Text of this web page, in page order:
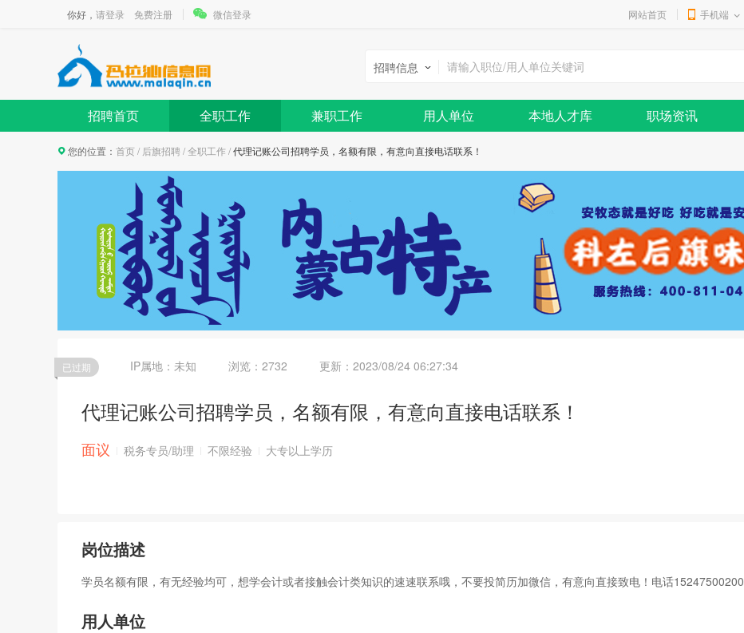
你好， 请登录 免费注册 微信登录 网站首页 手机端
招聘信息
招聘首页 全职工作 兼职工作 用人单位 本地人才库 职场资讯
您的位置： 首页/ 后旗招聘/全职工作 /代理记账公司招聘学员，名额有限，有意向直接电话联系！
已过期 IP属地： 未知 浏览：2732 更新： 2023/08/24 06:27:34
代理记账公司招聘学员，名额有限，有意向直接电话联系！
面议 税务专员/助理 不限经验
大专以上学历
岗位描述
学员名额有限，有无经验均可，想学会计或者接触会计类知识的速速联系哦，不要投简历加微信，有意向直接致电！电话15247500200
用人单位